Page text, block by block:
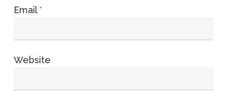
Email*
Website